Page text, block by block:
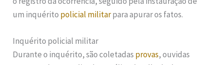
um inquérito policial militarpara apurar os fatos.
Inquérito policial militar
Durante o inquérito, são coletadas provas, ouvidas